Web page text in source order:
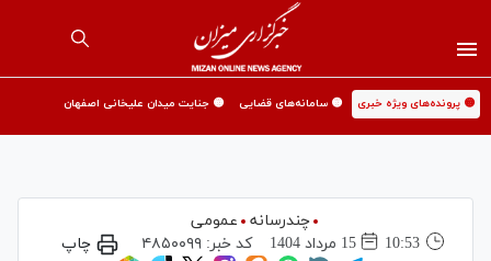
🟡 پرونده‌های ویژه خبری 🟡 سامانه‌های قضایی 🟡 جنایت میدان علیخانی اصفهان
چندرسانه
عمومی
10:53
15 مرداد 1404 کد خبر:۴۸۵۰۰۹۹ چاپ